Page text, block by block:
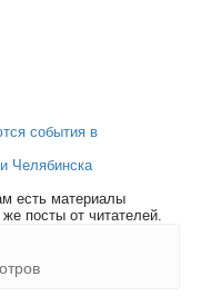
события в
Челябинска
есть материалы
посты от читателей.